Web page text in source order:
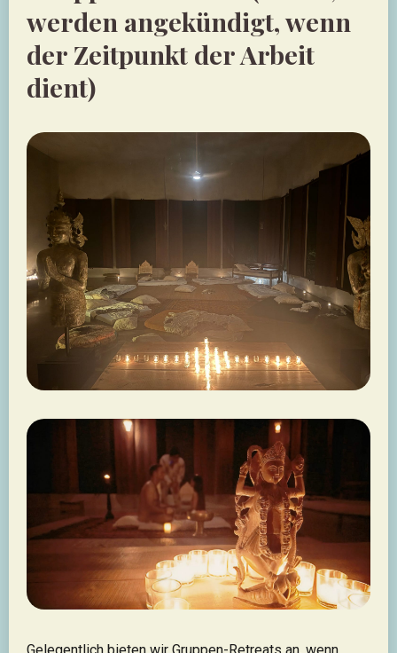
werden angekündigt, wenn
der Zeitpunkt der Arbeit
dient)